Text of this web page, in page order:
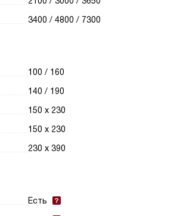
3400 / 4800 / 7300
100 / 160
140 / 190
150 х 230
150 х 230
230 х 390
Есть